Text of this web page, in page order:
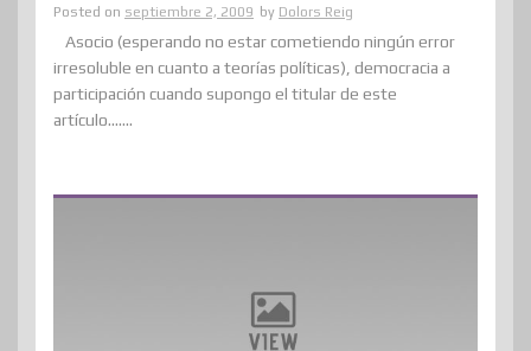
Posted on septiembre 2, 2009 by Dolors Reig
Asocio (esperando no estar cometiendo ningún error
irresoluble en cuanto a teorías políticas), democracia a
participación cuando supongo el titular de este
artículo.......